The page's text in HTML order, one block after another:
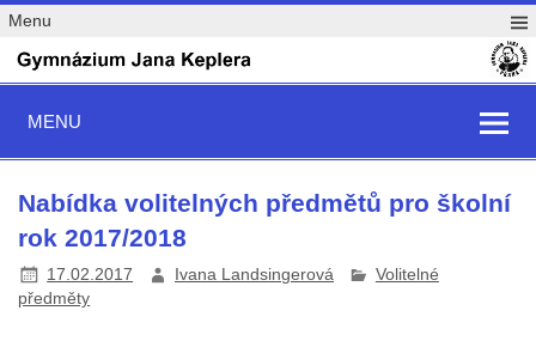
Menu
MENU
Nabídka volitelných předmětů pro školní
rok 2017/2018
17.02.2017 Ivana Landsingerová
Volitelné
předměty